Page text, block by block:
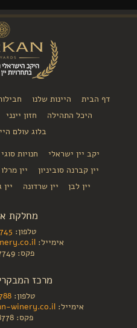
דף הבית היינות שלנו
היכל התהילה
חזון יינני
בלוג עולם
יקב יין ישראלי
חנויות סוגי
יין קברנה סוביניון
יין מרלו
יין לבן
יין שרדונה
מחלקת
טלפון:
אימייל:
פקס: 08-9447749
מרכז
טלפון:
אימייל:winery.co.il
פקס: 08-9988778